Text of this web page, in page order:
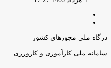
درگاه ملی مجوزهای کشور
سامانه ملی کارآموزی و کارورزی